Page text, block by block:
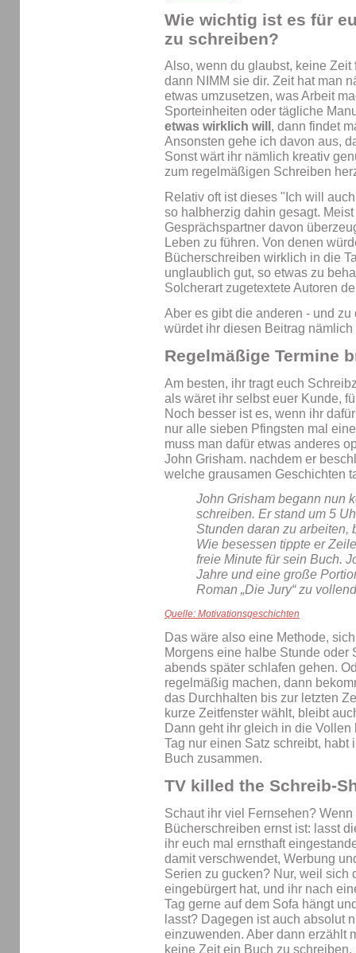
Wie wichtig ist es für
zu schreiben?
Also, wenn du glaubst, keine
dann NIMM sie dir. Zeit hat man
etwas umzusetzen, was Arbeit
Sporteinheiten oder tägliche
etwas wirklich will , dann findet
Ansonsten gehe ich davon aus,
Sonst wärt ihr nämlich kreativ
zum regelmäßigen Schreiben
Relativ oft ist dieses "Ich will
so halbherzig dahin gesagt.
Gesprächspartner davon
Leben zu führen. Von denen
Bücherschreiben wirklich in die
unglaublich gut, so etwas zu
Solcherart zugetextete Autoren
Aber es gibt die anderen - und
würdet ihr diesen Beitrag
Regelmäßige Termine
Am besten, ihr tragt euch
als wäret ihr selbst euer Kunde,
Noch besser ist es, wenn ihr
nur alle sieben Pfingsten mal
muss man dafür etwas anderes
John Grisham. nachdem er
welche grausamen Geschichten
John Grisham begann nun
schreiben. Er stand um 5
Stunden daran zu arbeiten,
Wie besessen tippte er
freie Minute für sein Buch.
Jahre und eine große
Roman „Die Jury“ zu
Quelle: Motivationsgeschichten
Das wäre also eine Methode,
Morgens eine halbe Stunde oder
abends später schlafen gehen.
regelmäßig machen, dann
das Durchhalten bis zur letzten
kurze Zeitfenster wählt, bleibt
Dann geht ihr gleich in die
Tag nur einen Satz schreibt,
Buch zusammen.
TV killed the Schreib-
Schaut ihr viel Fernsehen?
Bücherschreiben ernst ist: lasst
ihr euch mal ernsthaft
damit verschwendet, Werbung
Serien zu gucken? Nur, weil sich
eingebürgert hat, und ihr nach
Tag gerne auf dem Sofa hängt
lasst? Dagegen ist auch absolut
einzuwenden. Aber dann erzählt
keine Zeit ein Buch zu schreiben.